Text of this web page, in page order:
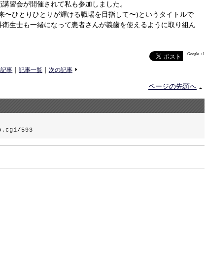
習会が開催されて私も参加しました。
〜ひとりひとりが輝ける職場を目指して〜)というタイトルで
生士も一緒になって患者さんが義歯を使えるように取り組ん
Google +1
事 記事一覧 次の記事
ページの先頭へ
593